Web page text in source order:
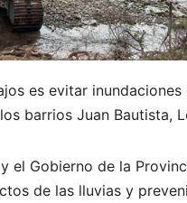
es evitar
barrios Juan Bautista,
y el Gobierno de la
de las lluvias y